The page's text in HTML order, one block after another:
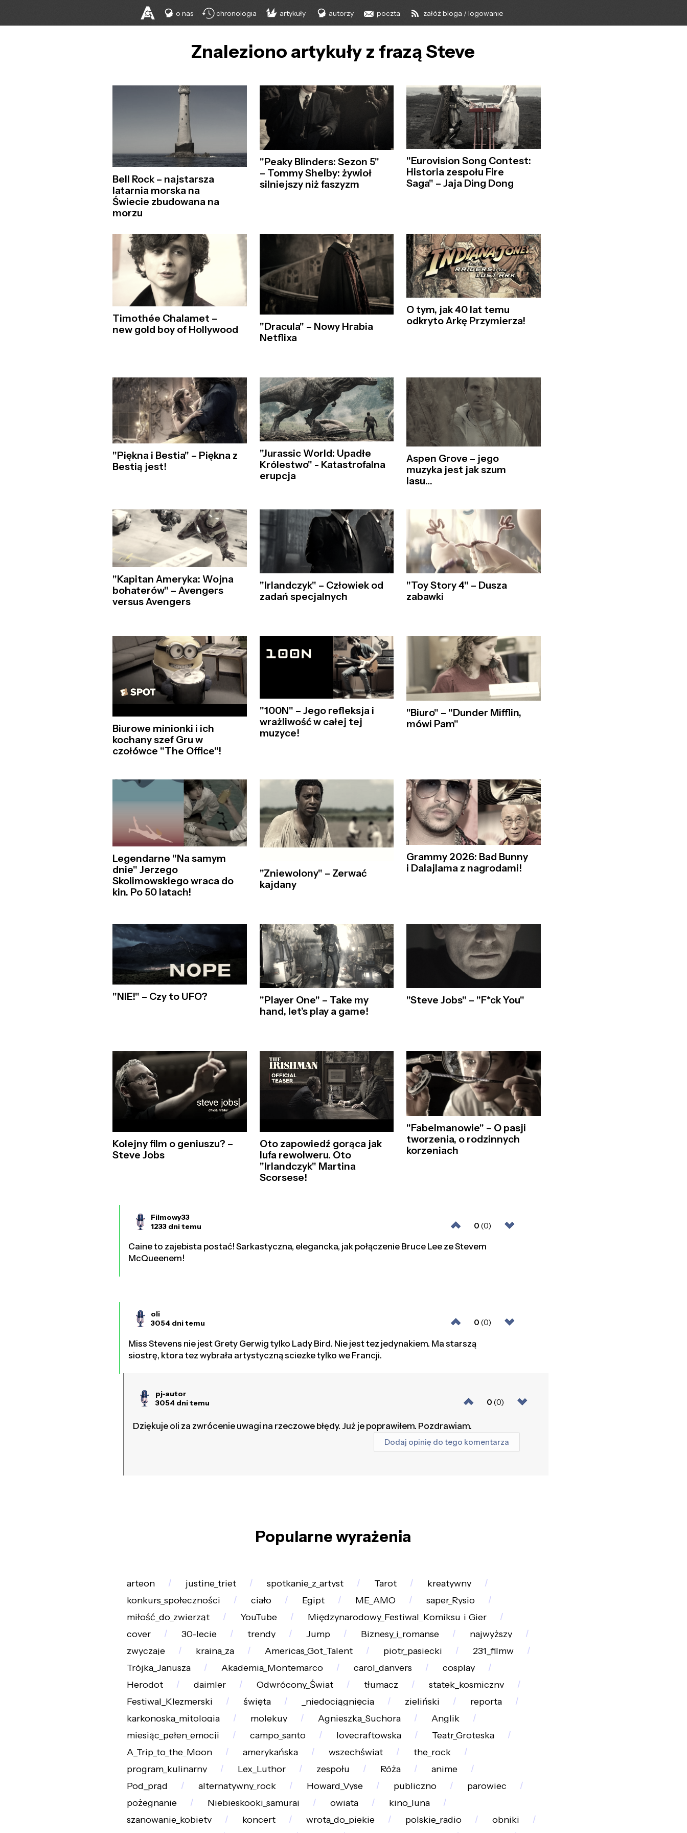
o nas chronologia artykuły autorzy poczta załóż bloga / logowanie
Znaleziono artykuły z frazą Steve
Bell Rock – najstarsza
latarnia morska na
Świecie zbudowana na
morzu
"Peaky Blinders: Sezon 5"
– Tommy Shelby: żywioł
silniejszy niż faszyzm
"Eurovision Song Contest:
Historia zespołu Fire
Saga" – Jaja Ding Dong
Timothée Chalamet –
new gold boy of Hollywood
"Dracula" – Nowy Hrabia
Netflixa
O tym, jak 40 lat temu
odkryto Arkę Przymierza!
"Piękna i Bestia" – Piękna z
Bestią jest!
"Jurassic World: Upadłe
Królestwo" - Katastrofalna
erupcja
Aspen Grove – jego
muzyka jest jak szum
lasu…
"Kapitan Ameryka: Wojna
bohaterów" – Avengers
versus Avengers
"Irlandczyk" – Człowiek od
zadań specjalnych
"Toy Story 4" – Dusza
zabawki
Biurowe minionki i ich
kochany szef Gru w
czołówce "The Office"!
"100N" – Jego refleksja i
wrażliwość w całej tej
muzyce!
"Biuro" – "Dunder Mifflin,
mówi Pam"
Legendarne "Na samym
dnie" Jerzego
Skolimowskiego wraca do
kin. Po 50 latach!
"Zniewolony" – Zerwać
kajdany
Grammy 2026: Bad Bunny
i Dalajlama z nagrodami!
"NIE!" – Czy to UFO?
"Player One" – Take my
hand, let’s play a game!
"Steve Jobs" – "F*ck You"
Kolejny film o geniuszu? –
Steve Jobs
Oto zapowiedź gorąca jak
lufa rewolweru. Oto
"Irlandczyk" Martina
Scorsese!
"Fabelmanowie" – O pasji
tworzenia, o rodzinnych
korzeniach
0 (0)
Filmowy33
1233 dni temu
Caine to zajebista postać! Sarkastyczna, elegancka, jak połączenie Bruce Lee ze Stevem
McQueenem!
0 (0)
oli
3054 dni temu
Miss Stevens nie jest Grety Gerwig tylko Lady Bird. Nie jest tez jedynakiem. Ma starszą
siostrę, ktora tez wybrała artystyczną sciezke tylko we Francji.
0 (0)
pj-autor
3054 dni temu
Dziękuje oli za zwrócenie uwagi na rzeczowe błędy. Już je poprawiłem. Pozdrawiam.
Dodaj opinię do tego komentarza
Popularne wyrażenia
arteon justine_triet spotkanie_z_artyst Tarot
kreatywny
konkurs_społeczności
ciało Egipt ME_AMO
saper_Rysio
miłość_do_zwierząt
YouTube
Międzynarodowy_Festiwal_Komiksu_i_Gier
cover
30-lecie trendy Jump Biznesy_i_romanse
najwyższy
zwyczaje
kraina_za Americas_Got_Talent piotr_pasiecki
231_filmw
Trójka_Janusza
Akademia_Montemarco carol_danvers
cosplay
Herodot
daimler Odwrócony_Świat tłumacz
statek_kosmiczny
Festiwal_Klezmerski
święta _niedociągnięcia zieliński
reporta
karkonoska_mitologia
molekuy Agnieszka_Suchora
Anglik
miesiąc_pełen_emocji
campo_santo lovecraftowska
Teatr_Groteska
A_Trip_to_the_Moon
amerykańska wszechświat
the_rock
program_kulinarny
Lex_Luthor zespołu Róża
anime
Pod_prąd
alternatywny_rock Howard_Vyse publiczno
parowiec
pożegnanie
Niebieskooki_samuraj owiata
kino_luna
szanowanie_kobiety
koncert wrota_do_piekie polskie_radio
obniki